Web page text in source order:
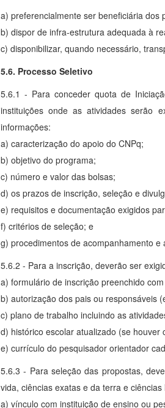
a) preferencialmente ser beneficiária dos
b) dispor de infra-estrutura adequada à
c) disponibilizar, quando necessário,
5.6. Processo Seletivo
5.6.1 - Para conceder quota de
instituições onde as atividades serão
informações:
a) caracterização do apoio do CNPq;
b) objetivo do programa;
c) número e valor das bolsas;
d) os prazos de inscrição, seleção e
e) requisitos e documentação exigidos
f) critérios de seleção; e
g) procedimentos de acompanhamento e
5.6.2 - Para a inscrição, deverão ser
a) formulário de inscrição preenchido
b) autorização dos pais ou responsáveis
c) plano de trabalho incluindo as
d) histórico escolar atualizado (se houver
e) currículo do pesquisador orientador
5.6.3 - Para seleção das propostas,
vida, ciências exatas e da terra e
a) vínculo com instituição de ensino ou